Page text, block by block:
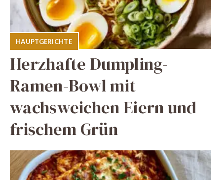
HAUPTGERICHTE
Herzhafte Dumpling-
Ramen-Bowl mit
wachsweichen Eiern und
frischem Grün